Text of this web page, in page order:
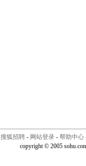
搜狐招聘 - 网站登录 - 帮助中心
copyright © 2005